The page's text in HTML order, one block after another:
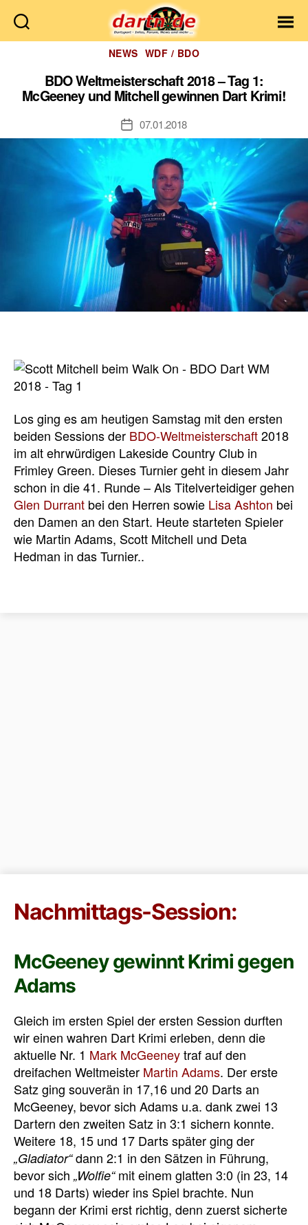
Dartn.de
Kategorien
NEWS WDF / BDO
BDO Weltmeisterschaft 2018 – Tag 1:
McGeeney und Mitchell gewinnen Dart Krimi!
Veröffentlichungsdatum
07.01.2018
Los ging es am heutigen Samstag mit den ersten
beiden Sessions der BDO-Weltmeisterschaft2018
im alt ehrwürdigen Lakeside Country Club in
Frimley Green. Dieses Turnier geht in diesem Jahr
schon in die 41. Runde – Als Titelverteidiger gehen
Glen Durrant bei den Herren sowie Lisa Ashton bei
den Damen an den Start. Heute starteten Spieler
wie Martin Adams, Scott Mitchell und Deta
Hedman in das Turnier..
Nachmittags-Session:
McGeeney gewinnt Krimi gegen
Adams
Gleich im ersten Spiel der ersten Session durften
wir einen wahren Dart Krimi erleben, denn die
aktuelle Nr. 1 Mark McGeeneytraf auf den
dreifachen Weltmeister Martin Adams. Der erste
Satz ging souverän in 17,16 und 20 Darts an
McGeeney, bevor sich Adams u.a. dank zwei 13
Dartern den zweiten Satz in 3:1 sichern konnte.
Weitere 18, 15 und 17 Darts später ging der
„Gladiator“dann 2:1 in den Sätzen in Führung,
bevor sich „Wolfie“mit einem glatten 3:0 (in 23, 14
und 18 Darts) wieder ins Spiel brachte. Nun
begann der Krimi erst richtig, denn zuerst sicherte